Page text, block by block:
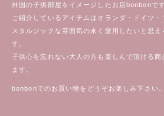
外国の子供部屋をイメージしたお店bonbonです
ご紹介しているアイテムはオランダ・ドイツ
スタルジックな雰囲気の永く愛用したいと思え
す。
子供心を忘れない大人の方も楽しんで頂ける
ます。
bonbonでのお買い物をどうぞお楽しみ下さい。